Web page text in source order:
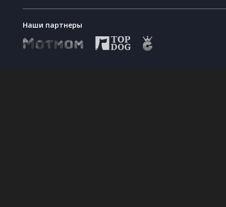
Наши партнеры